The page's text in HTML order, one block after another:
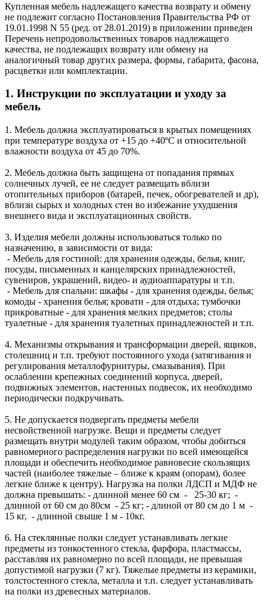
Купленная мебель надлежащего качества возврату и обмену
не подлежит согласно Постановления Правительства РФ от
19.01.1998 N 55 (ред. от 28.01.2019) в приложении приведен
Перечень непродовольственных товаров надлежащего
качества, не подлежащих возврату или обмену на
аналогичный товар других размера, формы, габарита, фасона,
расцветки или комплектации.
1. Инструкции по эксплуатации и уходу за
мебель
1. Мебель должна эксплуатироваться в крытых помещениях
при температуре воздуха от +15 до +40ºС и относительной
влажности воздуха от 45 до 70%.
2. Мебель должна быть защищена от попадания прямых
солнечных лучей, ее не следует размещать вблизи
отопительных приборов (батарей, печек, обогревателей и др),
вблизи сырых и холодных стен во избежание ухудшения
внешнего вида и эксплуатационных свойств.
3. Изделия мебели должны использоваться только по
назначению, в зависимости от вида:
- Мебель для гостиной: для хранения одежды, белья, книг,
посуды, письменных и канцелярских принадлежностей,
сувениров, украшений, видео- и аудиоаппаратуры и т.п.
- Мебель для спальни: шкафы - для хранения одежды, белья;
комоды - хранения белья; кровати - для отдыха; тумбочки
прикроватные - для хранения мелких предметов; столы
туалетные - для хранения туалетных принадлежностей и т.п.
4. Механизмы открывания и трансформации дверей, ящиков,
столешниц и т.п. требуют постоянного ухода (затягивания и
регулирования металлофурнитуры, смазывания). При
ослаблении крепежных соединений корпуса, дверей,
подвижных элементов, настенных подвесок, их необходимо
периодически подкручивать.
5. Не допускается подвергать предметы мебели
несвойственной нагрузке. Вещи и предметы следует
размещать внутри модулей таким образом, чтобы добиться
равномерного распределения нагрузки по всей имеющейся
площади и обеспечить необходимое равновесие скользящих
частей (наиболее тяжелые – ближе к краям (опорам), более
легкие ближе к центру). Нагрузка на полки ЛДСП и МДФ не
должна превышать: - длинной менее 60 см - 25-30 кг; -
длинной от 60 см до 80см - 25 кг; - длиной от 80 см до 1 м -
15 кг, - длинной свыше 1 м - 10кг.
6. На стеклянные полки следует устанавливать легкие
предметы из тонкостенного стекла, фарфора, пластмассы,
расставляя их равномерно по всей площади, не превышая
допустимой нагрузки (7 кг). Тяжелые предметы из керамики,
толстостенного стекла, металла и т.п. следует устанавливать
на полки из древесных материалов.